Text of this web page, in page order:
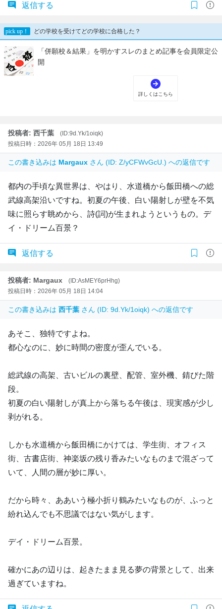
返信する
投稿者: 西千葉
(ID:9d.Yk/1oiqk)
投稿日時：2026年 05月 18日 13:49
この書き込みは Margaux さん (ID: Z/yCFWvGcU.) への返信です
都内の手頃な異世界は、やはり、水道橋から飯田橋への総
武線高架沿いですね。初夏の午後、白い陽射しが壁を不気
味に照らす眺めから、詩(詞)が生まれようというもの。デ
イ・ドリーム百景？
返信する
投稿者: Margaux
(ID:AsMEY6prHhg)
投稿日時：2026年 05月 18日 14:04
この書き込みは 西千葉 さん (ID: 9d.Yk/1oiqk) への返信です
あそこ、独特ですよね。
都心なのに、妙に時間の密度が歪んでいる。
総武線の高架、古いビルの裏壁、配管、室外機、錆びた階
段。
初夏の白い陽射しが真上から落ちる午後は、現実感が少し
剥がれる。
しかも水道橋から飯田橋にかけては、学生街、オフィス
街、古書店街、神楽坂の残り香みたいなものまで混ざって
いて、人間の層が妙に厚い。
だから時々、ああいう極小折り鶴みたいなものが、ふっと
紛れ込んでも不思議ではない気がします。
デイ・ドリーム百景。
確かにあの辺りは、起きたまま見る夢の背景として、出来
過ぎていますね。